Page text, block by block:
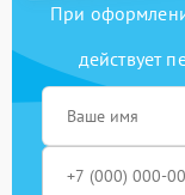
При
действует